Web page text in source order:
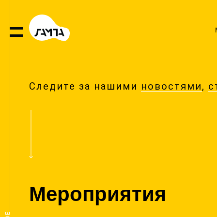
Следите за нашими новостями,
Мероприятия